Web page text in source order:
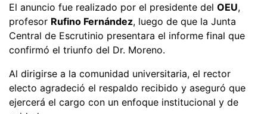
El anuncio fue realizado por el presidente del OEU,
profesor Rufino Fernández, luego de que la Junta
Central de Escrutinio presentara el informe final que
confirmó el triunfo del Dr. Moreno.
Al dirigirse a la comunidad universitaria, el rector
electo agradeció el respaldo recibido y aseguró que
ejercerá el cargo con un enfoque institucional y de